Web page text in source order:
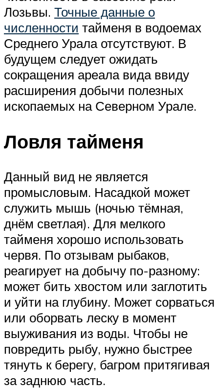
Лозьвы. Точные данные о
численности тайменя в водоемах
Среднего Урала отсутствуют. В
будущем следует ожидать
сокращения ареала вида ввиду
расширения добычи полезных
ископаемых на Северном Урале.
Ловля тайменя
Данный вид не является
промысловым. Насадкой может
служить мышь (ночью тёмная,
днём светлая). Для мелкого
тайменя хорошо использовать
червя. По отзывам рыбаков,
реагирует на добычу по-разному:
может бить хвостом или заглотить
и уйти на глубину. Может сорваться
или оборвать леску в момент
выуживания из воды. Чтобы не
повредить рыбу, нужно быстрее
тянуть к берегу, багром притягивая
за заднюю часть.